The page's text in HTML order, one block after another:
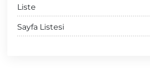
Liste
Sayfa Listesi